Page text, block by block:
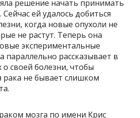
решение начать принимать
ей удалось добиться
когда новые опухоли не
не растут. Теперь она
экспериментальные
параллельно рассказывает в
о своей болезни, чтобы
рака не бывает слишком
мозга по имени Крис